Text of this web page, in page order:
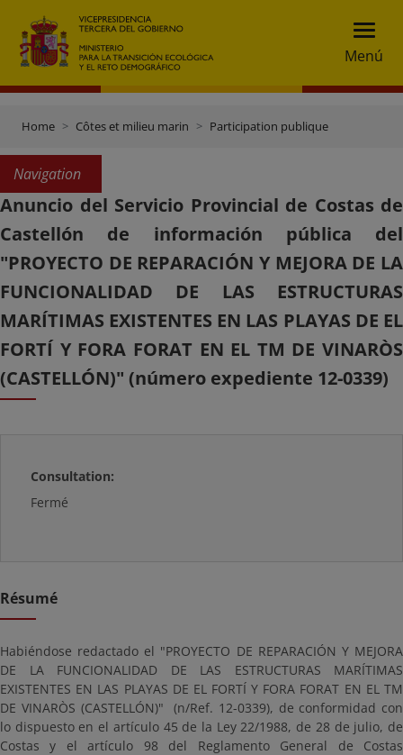
Menú
Home Côtes et milieu marin Participation publique
Navigation
Anuncio del Servicio Provincial de Costas de
Castellón de información pública del
"PROYECTO DE REPARACIÓN Y MEJORA DE LA
FUNCIONALIDAD DE LAS ESTRUCTURAS
MARÍTIMAS EXISTENTES EN LAS PLAYAS DE EL
FORTÍ Y FORA FORAT EN EL TM DE VINARÒS
(CASTELLÓN)" (número expediente 12-0339)
Consultation:
Fermé
Résumé
Habiéndose redactado el "PROYECTO DE REPARACIÓN Y MEJORA
DE LA FUNCIONALIDAD DE LAS ESTRUCTURAS MARÍTIMAS
EXISTENTES EN LAS PLAYAS DE EL FORTÍ Y FORA FORAT EN EL TM
DE VINARÒS (CASTELLÓN)" (n/Ref. 12-0339), de conformidad con
lo dispuesto en el artículo 45 de la Ley 22/1988, de 28 de julio, de
Costas y el artículo 98 del Reglamento General de Costas